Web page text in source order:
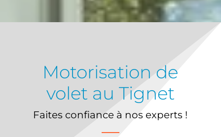
Motorisation de
volet au Tignet
Faites confiance à nos experts !